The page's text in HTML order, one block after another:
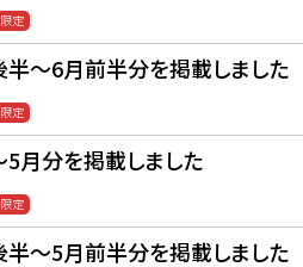
〜6月前半分を掲載しました
月分を掲載しました
〜5月前半分を掲載しました